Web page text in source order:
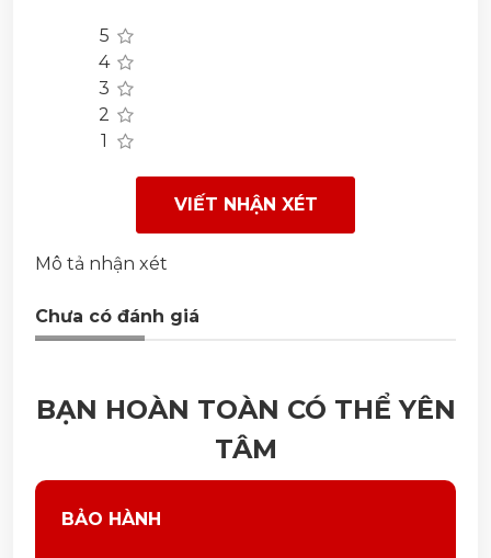
5
4
3
2
1
VIẾT NHẬN XÉT
Mô tả nhận xét
Chưa có đánh giá
BẠN HOÀN TOÀN CÓ THỂ YÊN
TÂM
BẢO HÀNH